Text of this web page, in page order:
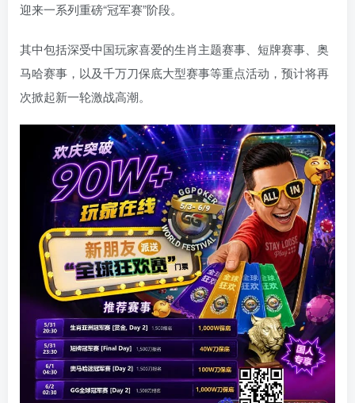
迎来一系列重磅“冠军赛”阶段。
其中包括深受中国玩家喜爱的生肖主题赛事、短牌赛事、奥
马哈赛事，以及千万刀保底大型赛事等重点活动，预计将再
次掀起新一轮激战高潮。